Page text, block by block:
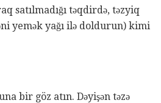
satılmadığı təqdirdə, təzyiq
yemək yağı ilə doldurun) kimi
bir göz atın. Dəyişən təzə